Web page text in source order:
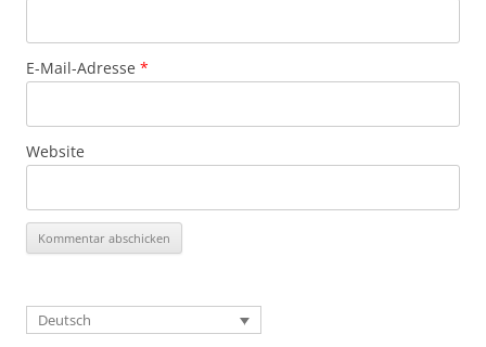
E-Mail-Adresse *
Website
Deutsch